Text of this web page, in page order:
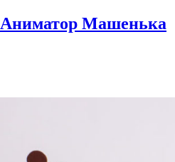
Аниматор Машенька